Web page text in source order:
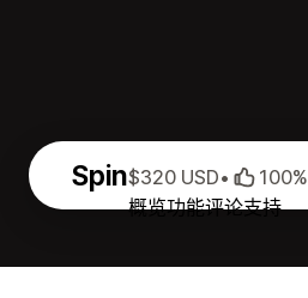
Spin
概览功能评论支持
$320 USD• 100%